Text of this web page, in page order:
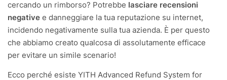
cercando un rimborso? Potrebbe lasciare recensioni
negative e danneggiare la tua reputazione su internet,
incidendo negativamente sulla tua azienda. È per questo
che abbiamo creato qualcosa di assolutamente efficace
per evitare un simile scenario!
Ecco perché esiste YITH Advanced Refund System for